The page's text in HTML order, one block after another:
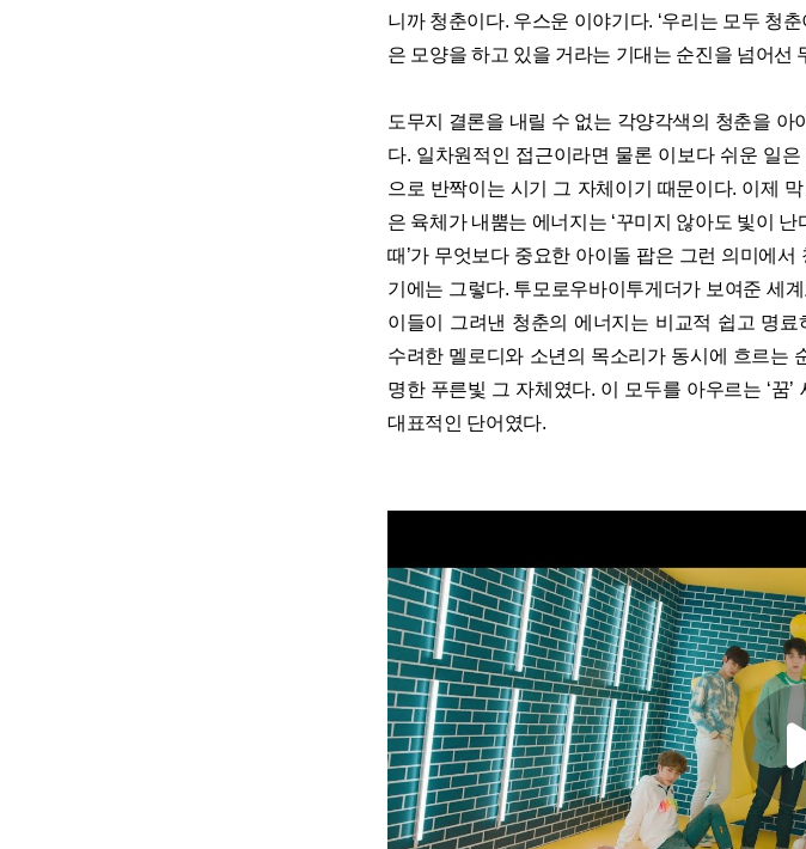
니까 청춘이다. 우스운 이야기다. ‘우리는 모두 청
은 모양을 하고 있을 거라는 기대는 순진을 넘어선
도무지 결론을 내릴 수 없는 각양각색의 청춘을 아
다. 일차원적인 접근이라면 물론 이보다 쉬운 일
으로 반짝이는 시기 그 자체이기 때문이다. 이제
은 육체가 내뿜는 에너지는 ‘꾸미지 않아도 빛이
때’가 무엇보다 중요한 아이돌 팝은 그런 의미에
기에는 그렇다. 투모로우바이투게더가 보여준 세
이들이 그려낸 청춘의 에너지는 비교적 쉽고 명
수려한 멜로디와 소년의 목소리가 동시에 흐르는
명한 푸른빛 그 자체였다. 이 모두를 아우르는 ‘꿈
대표적인 단어였다.